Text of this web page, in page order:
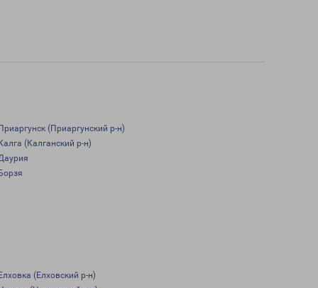
(Приаргунский р-н)
(Калганский р-н)
(Елховский р-н)